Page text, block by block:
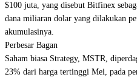
$100 juta, yang disebut Bitfinex
dana miliaran dolar yang dilakukan
akumulasinya.
Perbesar Bagan
Saham biasa Strategy, MSTR,
23% dari harga tertinggi Mei, pada